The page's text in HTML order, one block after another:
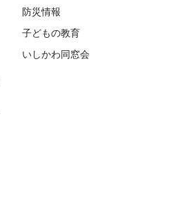
防災情報
子どもの教育
いしかわ同窓会